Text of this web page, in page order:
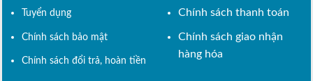
Tuyển dụng
Chính sách bảo mật
Chính sách đổi trả, hoàn tiền
Chính sách thanh toán
Chính sách giao nhận
hàng hóa